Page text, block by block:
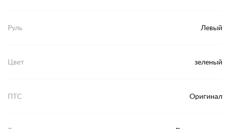
Руль Левый
Цвет зеленый
ПТС Оригинал